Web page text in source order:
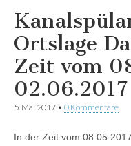
Ortslage
Zeit vom
02.06.2017
5. Mai 2017 • 0 Kommentare
In der Zeit vom